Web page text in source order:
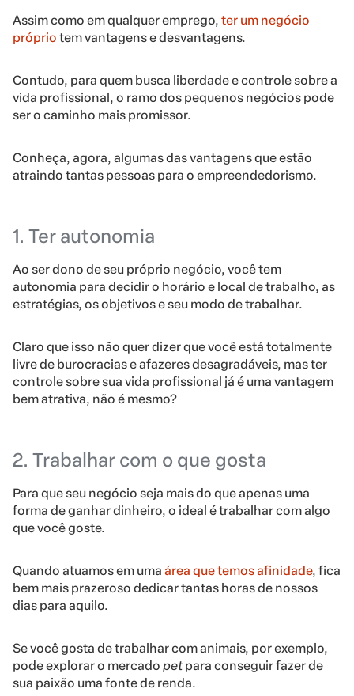
Assim como em qualquer emprego, ter um negócio
próprio tem vantagens e desvantagens.
Contudo, para quem busca liberdade e controle sobre a
vida profissional, o ramo dos pequenos negócios pode
ser o caminho mais promissor.
Conheça, agora, algumas das vantagens que estão
atraindo tantas pessoas para o empreendedorismo.
1. Ter autonomia
Ao ser dono de seu próprio negócio, você tem
autonomia para decidir o horário e local de trabalho, as
estratégias, os objetivos e seu modo de trabalhar.
Claro que isso não quer dizer que você está totalmente
livre de burocracias e afazeres desagradáveis, mas ter
controle sobre sua vida profissional já é uma vantagem
bem atrativa, não é mesmo?
2. Trabalhar com o que gosta
Para que seu negócio seja mais do que apenas uma
forma de ganhar dinheiro, o ideal é trabalhar com algo
que você goste.
Quando atuamos em uma área que temos afinidade, fica
bem mais prazeroso dedicar tantas horas de nossos
dias para aquilo.
Se você gosta de trabalhar com animais, por exemplo,
pode explorar o mercado petpara conseguir fazer de
sua paixão uma fonte de renda.